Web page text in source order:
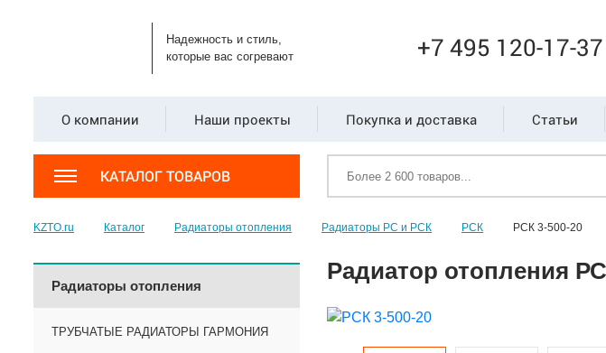
Надежность и стиль,
которые вас согревают
+7 495 120-17-37
О компании Наши проекты Покупка и доставка Статьи
КАТАЛОГ ТОВАРОВ
KZTO.ru Каталог Радиаторы отопления Радиаторы РС и РСК РСК РСК 3-500-20
Радиаторы отопления
ТРУБЧАТЫЕ РАДИАТОРЫ ГАРМОНИЯ
Радиатор отопления